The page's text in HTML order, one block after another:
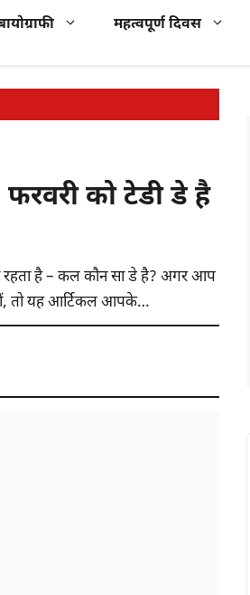
महत्वपूर्ण दिवस
को टेडी डे है
रहता है – कल कौन सा डे है? अगर आप
तो यह आर्टिकल आपके…